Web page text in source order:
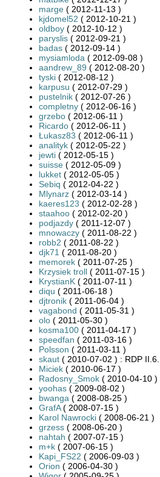
marge ( 2012-11-13 )
kjdomel52 ( 2012-10-21 )
oldboy ( 2012-10-12 )
paryslis ( 2012-09-21 )
badas ( 2012-09-14 )
mysiamloda ( 2012-09-08 )
aandrew_89 ( 2012-08-20 )
tyski ( 2012-08-12 )
karpusu ( 2012-07-29 )
pustelnik ( 2012-07-26 )
completny ( 2012-06-16 )
grzebo ( 2012-06-11 )
Ricardo ( 2012-06-11 )
Łukasz83 ( 2012-06-11 )
analityk ( 2012-05-22 )
jewti ( 2012-05-15 )
suisse ( 2012-05-09 )
lukket ( 2012-05-05 )
Sebiq ( 2012-04-22 )
Mlynarz ( 2012-03-14 )
kaeres123 ( 2012-02-28 )
staahoo ( 2012-02-20 )
podjazdy ( 2011-12-07 )
mnowaczy ( 2011-08-22 )
robb2 ( 2011-08-22 )
djk71 ( 2011-08-20 )
memorek ( 2011-07-25 )
Krzysiek troll ( 2011-07-15 )
KrystianK ( 2011-07-11 )
diqu ( 2011-06-18 )
djtronik ( 2011-06-04 )
vagabond ( 2011-05-31 )
olo ( 2011-05-30 )
kosma100 ( 2011-04-17 )
speedfan ( 2011-03-16 )
Polsson ( 2011-03-11 )
skaut ( 2010-07-02 ) : RDP II.6.
Miciek ( 2010-06-17 )
Radosny_Smok ( 2010-04-10 )
yoohas ( 2009-08-02 )
bwanga ( 2008-08-25 )
GrafA( 2008-07-15 )
Karol Nawrocki ( 2008-06-21 )
grzess ( 2008-06-20 )
nahtah ( 2007-07-15 )
m+k ( 2007-06-15 )
Kapi_FS22 ( 2006-09-03 )
Orion ( 2006-04-30 )